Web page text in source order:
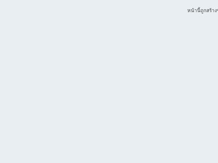
หน้านี้ถูกสร้า